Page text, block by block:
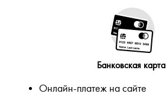
Банковская карта
Онлайн-платеж на сайте